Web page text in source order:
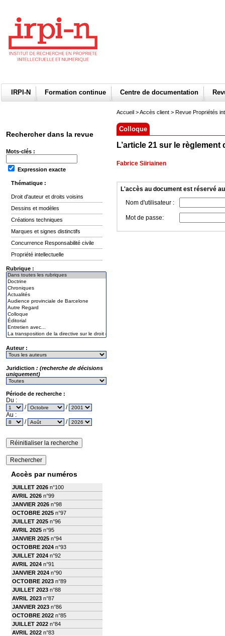
IRPI-N Formation continue Centre de documentation
Rechercher dans la revue
Mots-clés :
Expression exacte
Thématique :
Droit d'auteur et droits voisins
Dessins et modèles
Créations techniques
Marques et signes distinctifs
Concurrence Responsabilité civile
Propriété intellectuelle
Rubrique :
Auteur :
Juridiction : (recherche de décisions
uniquement)
Période de recherche :
Du :
/
/
Au :
/
/
Accès par numéros
JUILLET 2026 n°100
AVRIL 2026 n°99
JANVIER 2026 n°98
OCTOBRE 2025 n°97
JUILLET 2025 n°96
AVRIL 2025 n°95
JANVIER 2025 n°94
OCTOBRE 2024 n°93
JUILLET 2024 n°92
AVRIL 2024 n°91
JANVIER 2024 n°90
OCTOBRE 2023 n°89
JUILLET 2023 n°88
AVRIL 2023 n°87
JANVIER 2023 n°86
OCTOBRE 2022 n°85
JUILLET 2022 n°84
AVRIL 2022 n°83
Accueil >Accès client > Revue Propriétés
Colloque
L’article 21 sur le
Fabrice Siiriainen
L'accès au document est réservé
Nom d'utilisateur :
Mot de passe: